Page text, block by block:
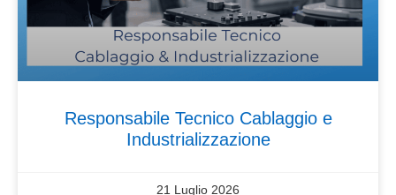
Responsabile Tecnico Cablaggio e
Industrializzazione
21 Luglio 2026